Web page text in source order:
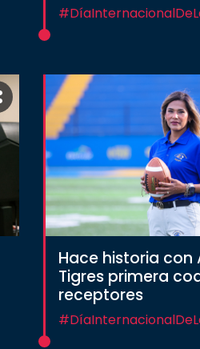
Hace historia con
Tigres primera
receptores